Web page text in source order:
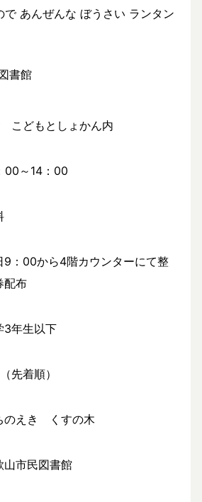
で あんぜんな ぼうさい ランタン
書館
こどもとしょかん内
00～14：00
9：00から4階カウンターにて整
配布
3年生以下
先着順）
のえき くすの木
山市民図書館